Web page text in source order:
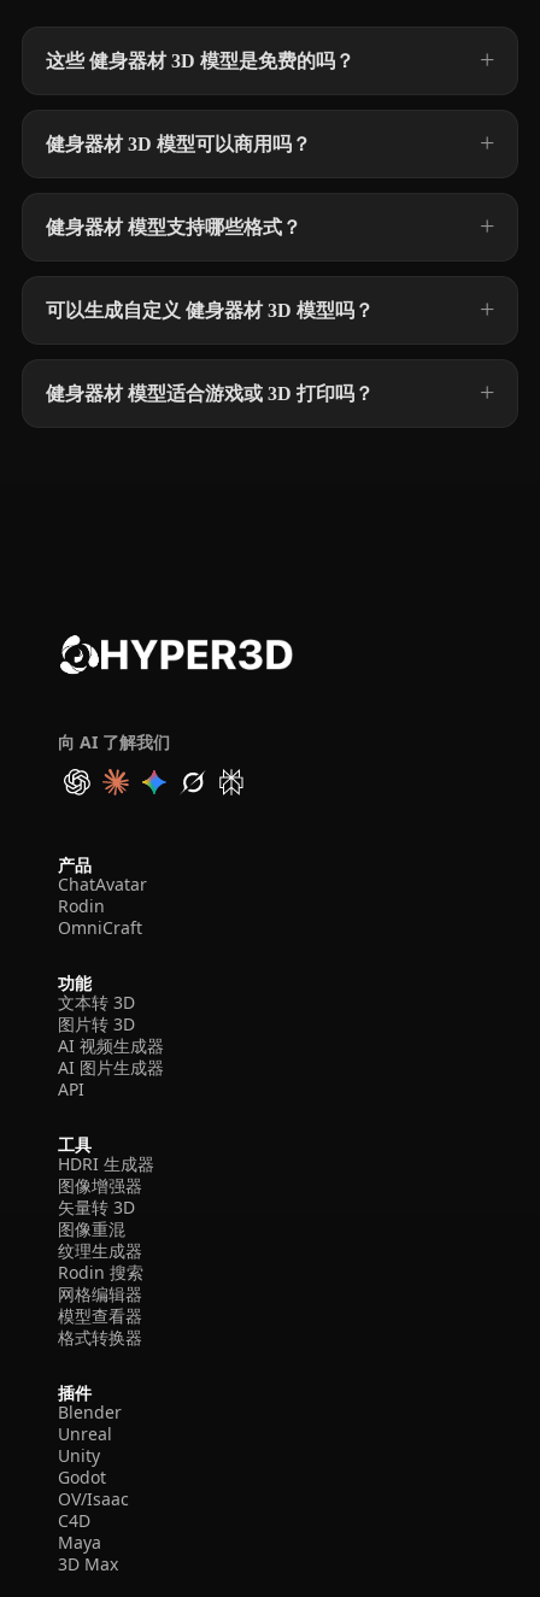
这些 健身器材 3D 模型是免费的吗？
健身器材 3D 模型可以商用吗？
健身器材 模型支持哪些格式？
可以生成自定义 健身器材 3D 模型吗？
健身器材 模型适合游戏或 3D 打印吗？
向 AI 了解我们
产品
ChatAvatar
Rodin
OmniCraft
功能
文本转 3D
图片转 3D
AI 视频生成器
AI 图片生成器
API
工具
HDRI 生成器
图像增强器
矢量转 3D
图像重混
纹理生成器
Rodin 搜索
网格编辑器
模型查看器
格式转换器
插件
Blender
Unreal
Unity
Godot
OV/Isaac
C4D
Maya
3D Max